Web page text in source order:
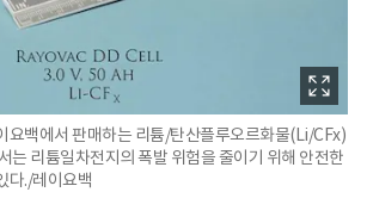
요백에서 판매하는 리튬/탄산플루오르화물(Li/CFx)
는 리튬일차전지의 폭발 위험을 줄이기 위해 안전한
다./레이요백